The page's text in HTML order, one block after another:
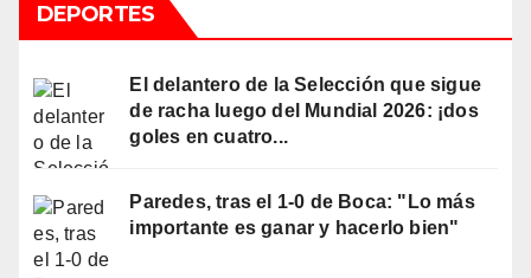
DEPORTES
El delantero de la Selección que sigue
de racha luego del Mundial 2026: ¡dos
goles en cuatro...
Paredes, tras el 1-0 de Boca: "Lo más
importante es ganar y hacerlo bien"